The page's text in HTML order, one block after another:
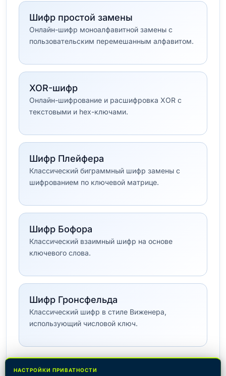
Шифр простой замены
Онлайн-шифр моноалфавитной замены с
пользовательским перемешанным алфавитом.
XOR-шифр
Онлайн-шифрование и расшифровка XOR с
текстовыми и hex-ключами.
Шифр Плейфера
Классический биграммный шифр замены с
шифрованием по ключевой матрице.
Шифр Бофора
Классический взаимный шифр на основе
ключевого слова.
Шифр Гронсфельда
Классический шифр в стиле Виженера,
использующий числовой ключ.
НАСТРОЙКИ ПРИВАТНОСТИ